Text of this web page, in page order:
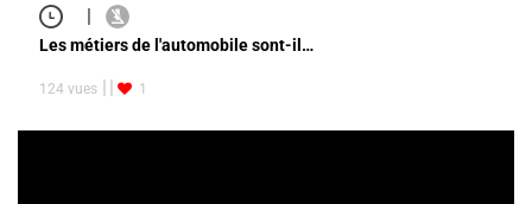
|
Les métiers de l'automobile sont-il…
124 vues 1